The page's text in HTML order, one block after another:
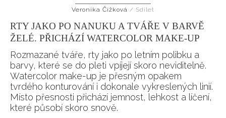
Přihlášením k newsletteru souhlasíte sObchodními
podmínkami společnosti BurdaMedia Extra s.r.o.
potvrzujete, že jste se seznámili seZásadami
Vašimi údaji pracovat zejména k organizaci a
vyhodnocení akce a zasílání novinek.
Chcete navíc dostávat i další zajímavé a exkluzivní
informace od našich partnerů? Pokud souhlasíte se
zpracováním údajů k tomuto účelu podle
Veronika Čížková / Sdílet
RTY JAKO PO NANUKU A TVÁŘE V BARVĚ
ŽELÉ. PŘICHÁZÍ WATERCOLOR MAKE-UP
Rozmazané tváře, rty jako po letním polibku a
barvy, které se do pleti vpíjejí skoro neviditelně.
Watercolor make-up je přesným opakem
tvrdého konturování i dokonale vykreslených linií.
Místo přesnosti přichází jemnost, lehkost a líčení,
které působí skoro snově.